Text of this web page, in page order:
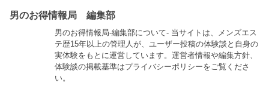
男のお得情報局 編集部
男のお得情報局-編集部について- 当サイトは、メンズエス
テ歴15年以上の管理人が、ユーザー投稿の体験談と自身の
実体験をもとに運営しています。運営者情報や編集方針、
体験談の掲載基準はプライバシーポリシーをご覧くださ
い。